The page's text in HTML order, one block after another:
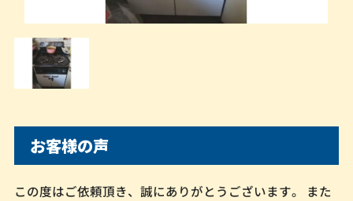
お客様の声
この度はご依頼頂き、誠にありがとうございます。 また